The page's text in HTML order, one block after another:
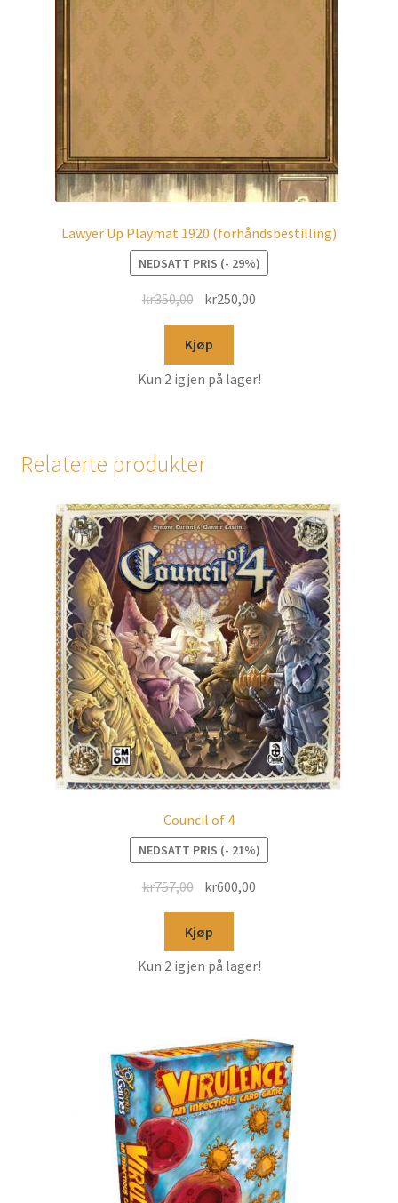
Lawyer Up Playmat 1920 (forhåndsbestilling)
NEDSATT PRIS (- 29%)
kr350,00 kr250,00
Kjøp
Kun 2 igjen på lager!
Relaterte produkter
Council of 4
NEDSATT PRIS (- 21%)
kr757,00 kr600,00
Kjøp
Kun 2 igjen på lager!